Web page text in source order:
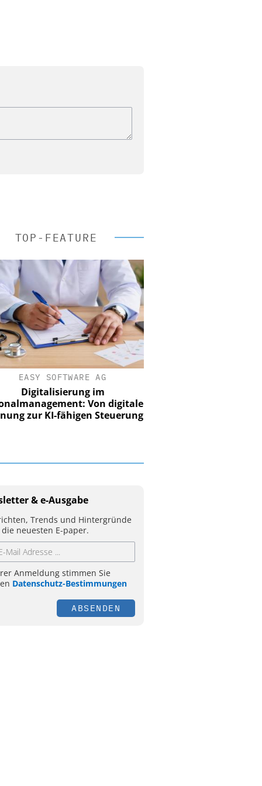
TOP-FEATURE
EASY SOFTWARE AG
Digitalisierung im
Von digitaler
zur KI-fähigen Steuerung
& e-Ausgabe
Trends und Hintergründe
neuesten E-paper.
Anmeldung stimmen Sie
Datenschutz-Bestimmungen
ABSENDEN